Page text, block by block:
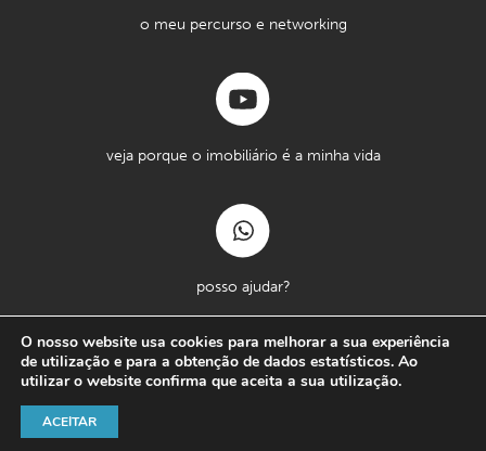
o meu percurso e networking
veja porque o imobiliário é a minha vida
posso ajudar?
Copyright © Massimo Forte 2026
O nosso website usa cookies para melhorar a sua experiência
de utilização e para a obtenção de dados estatísticos. Ao
utilizar o website confirma que aceita a sua utilização.
ACEITAR